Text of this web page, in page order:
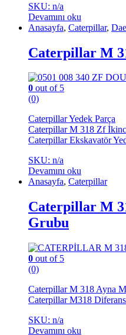
SKU: n/a
Devamını oku
Anasayfa, Caterpillar,
Caterpillar M
0 out of 5
(0)
Caterpillar Yedek Parça
Caterpillar M 318 Zf
Caterpillar Ekskavatör
SKU: n/a
Devamını oku
Anasayfa, Caterpillar
Caterpillar M
Grubu
0 out of 5
(0)
Caterpillar M 318 Ayna
Caterpillar M318
SKU: n/a
Devamını oku